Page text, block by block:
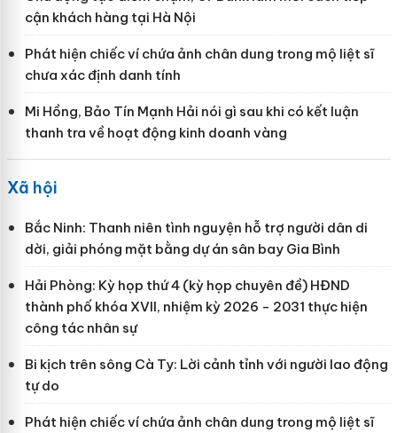
cận khách hàng tại Hà Nội
Phát hiện chiếc ví chứa ảnh chân dung trong mộ liệt sĩ
chưa xác định danh tính
Mi Hồng, Bảo Tín Mạnh Hải nói gì sau khi có kết luận
thanh tra về hoạt động kinh doanh vàng
Xã hội
Bắc Ninh: Thanh niên tình nguyện hỗ trợ người dân di
dời, giải phóng mặt bằng dự án sân bay Gia Bình
Hải Phòng: Kỳ họp thứ 4 (kỳ họp chuyên đề) HĐND
thành phố khóa XVII, nhiệm kỳ 2026 - 2031 thực hiện
công tác nhân sự
Bi kịch trên sông Cà Ty: Lời cảnh tỉnh với người lao động
tự do
Phát hiện chiếc ví chứa ảnh chân dung trong mộ liệt sĩ